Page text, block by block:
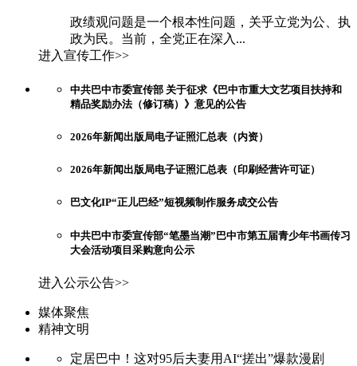
政绩观问题是一个根本性问题，关乎立党为公、执
政为民。当前，全党正在深入...
进入宣传工作>>
中共巴中市委宣传部 关于征求《巴中市重大文艺项目扶持和
精品奖励办法（修订稿）》意见的公告
2026年新闻出版局电子证照汇总表（内资）
2026年新闻出版局电子证照汇总表（印刷经营许可证）
巴文化IP“正儿巴经”短视频制作服务成交公告
中共巴中市委宣传部“笔墨当潮”巴中市第五届青少年书画传习
大会活动项目采购意向公示
进入公示公告>>
媒体聚焦
精神文明
定居巴中！这对95后夫妻用AI“搓出”爆款漫剧